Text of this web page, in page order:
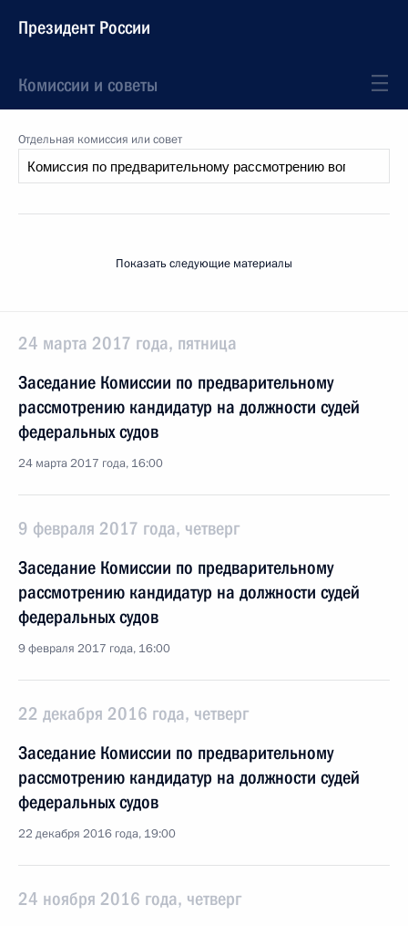
Президент России
Комиссии и советы
Отдельная комиссия или совет
Показать следующие материалы
24 марта 2017 года, пятница
Заседание Комиссии по предварительному
рассмотрению кандидатур на должности судей
федеральных судов
24 марта 2017 года, 16:00
9 февраля 2017 года, четверг
Заседание Комиссии по предварительному
рассмотрению кандидатур на должности судей
федеральных судов
9 февраля 2017 года, 16:00
22 декабря 2016 года, четверг
Заседание Комиссии по предварительному
рассмотрению кандидатур на должности судей
федеральных судов
22 декабря 2016 года, 19:00
24 ноября 2016 года, четверг